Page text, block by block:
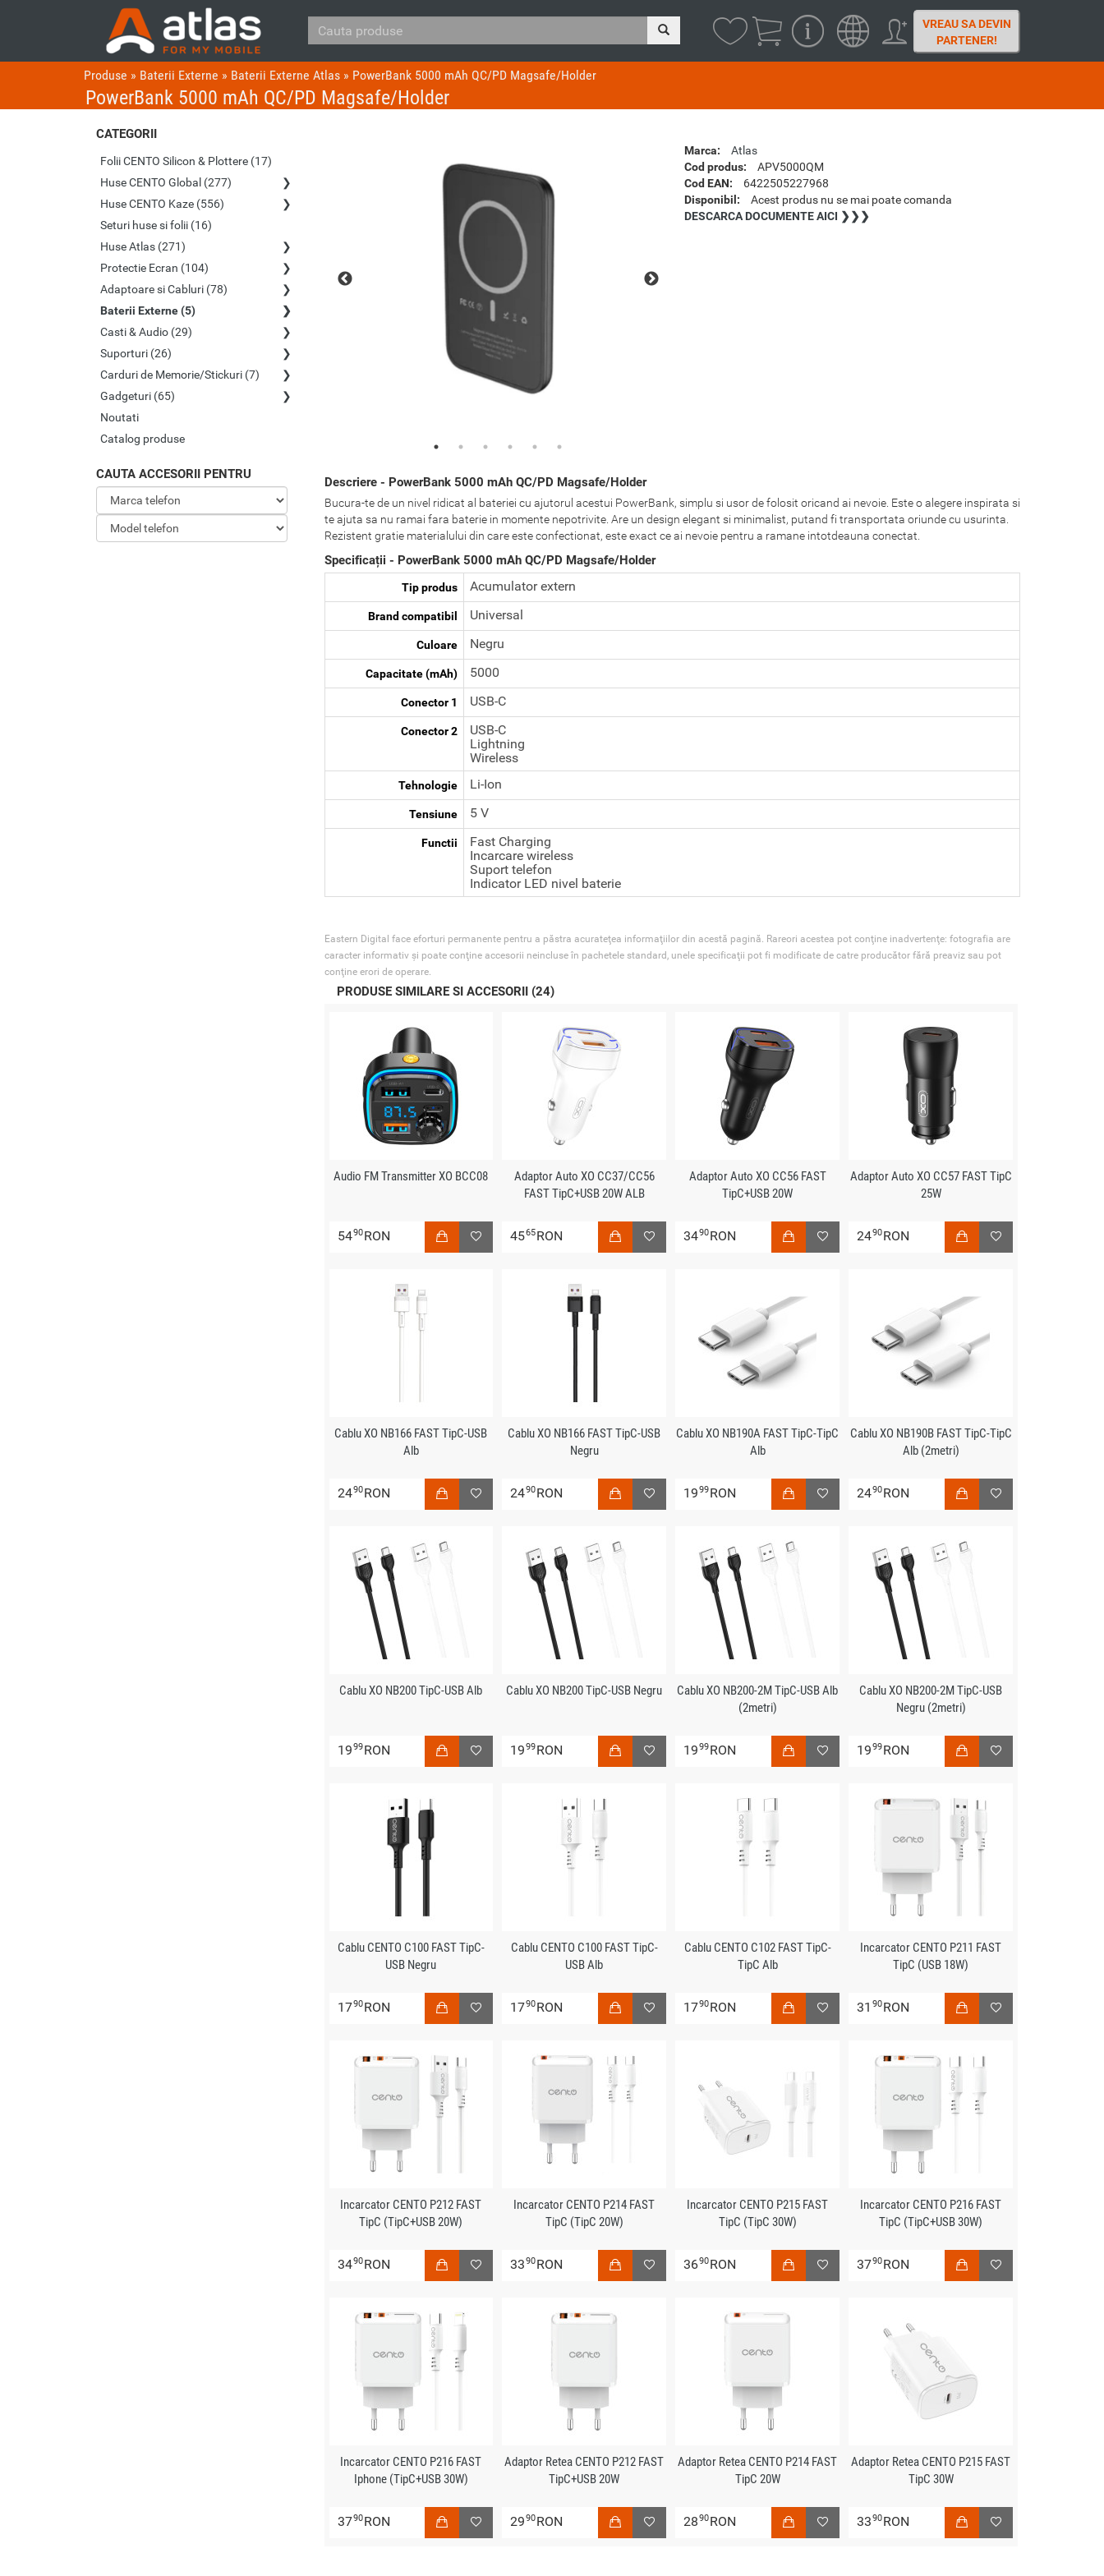
VREAU SA DEVIN
PARTENER!
Produse » Baterii Externe » Baterii Externe Atlas » PowerBank 5000 mAh QC/PD Magsafe/Holder
PowerBank 5000 mAh QC/PD Magsafe/Holder
CATEGORII
Folii CENTO Silicon & Plottere (17)
Huse CENTO Global (277)
Huse CENTO Kaze (556)
Seturi huse si folii (16)
Huse Atlas (271)
Protectie Ecran (104)
Adaptoare si Cabluri (78)
Baterii Externe (5)
Casti & Audio (29)
Suporturi (26)
Carduri de Memorie/Stickuri (7)
Gadgeturi (65)
Noutati
Catalog produse
CAUTA ACCESORII PENTRU
Marca:
Atlas
Cod produs:
APV5000QM
Cod EAN:
6422505227968
Disponibil:
Acest produs nu se mai poate comanda
DESCARCA DOCUMENTE AICI ❯❯❯
Descriere - PowerBank 5000 mAh QC/PD Magsafe/Holder
Bucura-te de un nivel ridicat al bateriei cu ajutorul acestui PowerBank, simplu si usor de folosit oricand ai nevoie. Este o alegere inspirata si
te ajuta sa nu ramai fara baterie in momente nepotrivite. Are un design elegant si minimalist, putand fi transportata oriunde cu usurinta.
Rezistent gratie materialului din care este confectionat, este exact ce ai nevoie pentru a ramane intotdeauna conectat.
Specificații - PowerBank 5000 mAh QC/PD Magsafe/Holder
Tip produs Acumulator extern
Brand compatibil Universal
Culoare Negru
Capacitate (mAh) 5000
Conector 1 USB-C
Conector 2
USB-C
Lightning
Wireless
Tehnologie Li-Ion
Tensiune 5 V
Functii
Fast Charging
Incarcare wireless
Suport telefon
Indicator LED nivel baterie
Eastern Digital face eforturi permanente pentru a păstra acurateţea informaţiilor din acestă pagină. Rareori acestea pot conţine inadvertenţe: fotografia are
caracter informativ şi poate conţine accesorii neincluse în pachetele standard, unele specificaţii pot fi modificate de catre producător fără preaviz sau pot
conţine erori de operare.
PRODUSE SIMILARE SI ACCESORII (24)
Audio FM Transmitter XO BCC08
5490RON
Adaptor Auto XO CC37/CC56
FAST TipC+USB 20W ALB
4565RON
Adaptor Auto XO CC56 FAST
TipC+USB 20W
3490RON
Adaptor Auto XO CC57 FAST TipC
25W
2490RON
Cablu XO NB166 FAST TipC-USB
Alb
2490RON
Cablu XO NB166 FAST TipC-USB
Negru
2490RON
Cablu XO NB190A FAST TipC-TipC
Alb
1999RON
Cablu XO NB190B FAST TipC-TipC
Alb (2metri)
2490RON
Cablu XO NB200 TipC-USB Alb
1999RON
Cablu XO NB200 TipC-USB Negru
1999RON
Cablu XO NB200-2M TipC-USB Alb
(2metri)
1999RON
Cablu XO NB200-2M TipC-USB
Negru (2metri)
1999RON
Cablu CENTO C100 FAST TipC-
USB Negru
1790RON
Cablu CENTO C100 FAST TipC-
USB Alb
1790RON
Cablu CENTO C102 FAST TipC-
TipC Alb
1790RON
Incarcator CENTO P211 FAST
TipC (USB 18W)
31 90RON
Incarcator CENTO P212 FAST
TipC (TipC+USB 20W)
3490RON
Incarcator CENTO P214 FAST
TipC (TipC 20W)
3390RON
Incarcator CENTO P215 FAST
TipC (TipC 30W)
3690RON
Incarcator CENTO P216 FAST
TipC (TipC+USB 30W)
3790RON
Incarcator CENTO P216 FAST
Iphone (TipC+USB 30W)
3790RON
Adaptor Retea CENTO P212 FAST
TipC+USB 20W
2990RON
Adaptor Retea CENTO P214 FAST
TipC 20W
2890RON
Adaptor Retea CENTO P215 FAST
TipC 30W
3390RON